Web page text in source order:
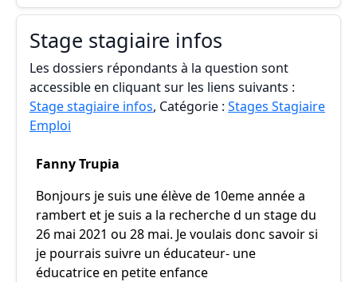
Stage stagiaire infos
Les dossiers répondants à la question sont
accessible en cliquant sur les liens suivants :
Stage stagiaire infos, Catégorie : Stages Stagiaire
Emploi
Fanny Trupia
Bonjours je suis une élève de 10eme année a
rambert et je suis a la recherche d un stage du
26 mai 2021 ou 28 mai. Je voulais donc savoir si
je pourrais suivre un éducateur- une
éducatrice en petite enfance